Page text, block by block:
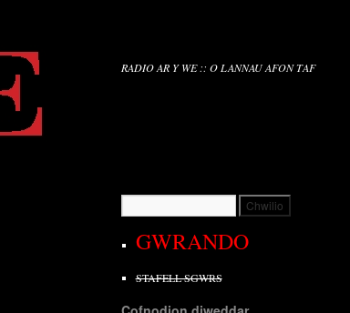
RADIO AR Y WE :: O LANNAU AFON TAF
GWRANDO
STAFELL SGWRS